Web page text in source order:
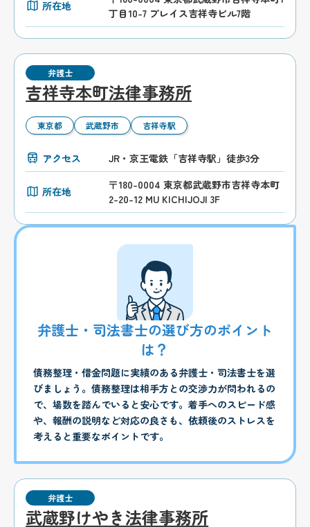
所在地
丁目10-7 プレイス吉祥寺ビル7階
弁護士
吉祥寺本町法律事務所
東京都 武蔵野市 吉祥寺駅
アクセス JR・京王電鉄「吉祥寺駅」徒歩3分
所在地
〒180-0004 東京都武蔵野市吉祥寺本町
2-20-12 MU KICHIJOJI 3F
弁護士・司法書士の選び方のポイント
は？
債務整理・借金問題に実績のある弁護士・司法書士を選
びましょう。債務整理は相手方との交渉力が問われるの
で、場数を踏んでいると安心です。着手へのスピード感
や、報酬の説明など対応の良さも、依頼後のストレスを
考えると重要なポイントです。
弁護士
武蔵野けやき法律事務所